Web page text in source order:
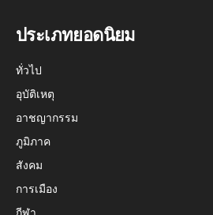
ประเภทยอดนิยม
ทั่วไป
อุบัติเหตุ
อาชญากรรม
ภูมิภาค
สังคม
การเมือง